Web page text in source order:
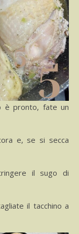
è pronto, fate un
e, se si secca
il sugo di
il tacchino a